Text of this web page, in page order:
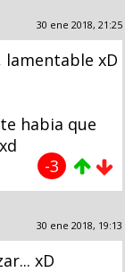
30 ene 2018, 21:25
lamentable xD
habia que
-3
30 ene 2018, 19:13
xD